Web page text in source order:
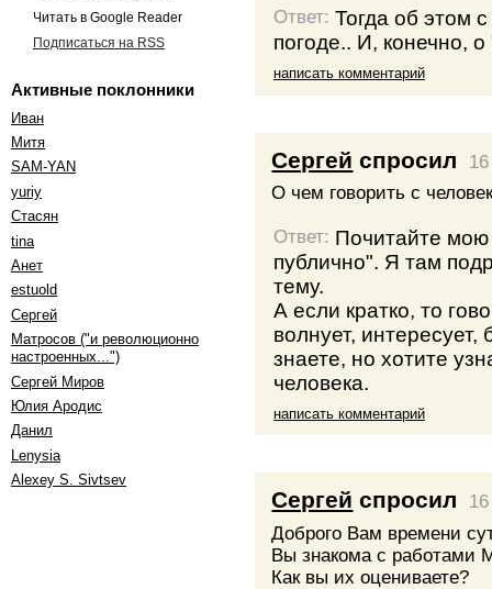
Читать в Google Reader
Подписаться на RSS
Активные поклонники
Иван
Митя
SAM-YAN
yuriy
Стасян
tina
Анет
estuold
Сергей
Матросов ("и революционно
настроенных...")
Сергей Миров
Юлия Ародис
Данил
Lenysia
Alexey S. Sivtsev
Ответ:Тогда об этом
погоде.. И, конечно,
написать комментарий
Сергей спросил
О чем говорить с
Ответ: Почитайте мою
публично". Я там
тему.
А если кратко, то
волнует,
знаете, но хотите
человека.
написать комментарий
Сергей спросил
Доброго Вам времени
Вы знакома с работами
Как вы их оцениваете?